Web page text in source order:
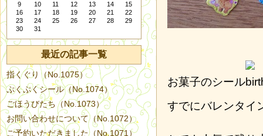
お菓子のシール
すでにバレンタイ
9
10 11 12 13 14
15
16
17 18 19 20 21
22
23
24 25 26 27 28
29
30
31
最近の記事一覧
指くぐり（No.1075）
ぷくぷくシール（No.1074）
ごほうびたち（No.1073）
お問い合わせについて（No.1072）
ご予約いただきました（No.1071）